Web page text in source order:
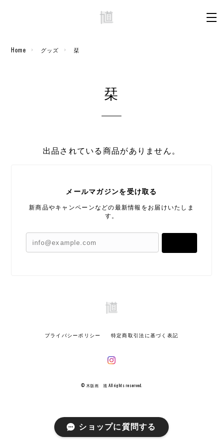
Home グッズ 栞
栞
出品されている商品がありません。
メールマガジンを受け取る
新商品やキャンペーンなどの最新情報をお届けいたしま
す。
プライバシーポリシー 特定商取引法に基づく表記
© 木版画 馗 All rights reserved.
ショップに質問する